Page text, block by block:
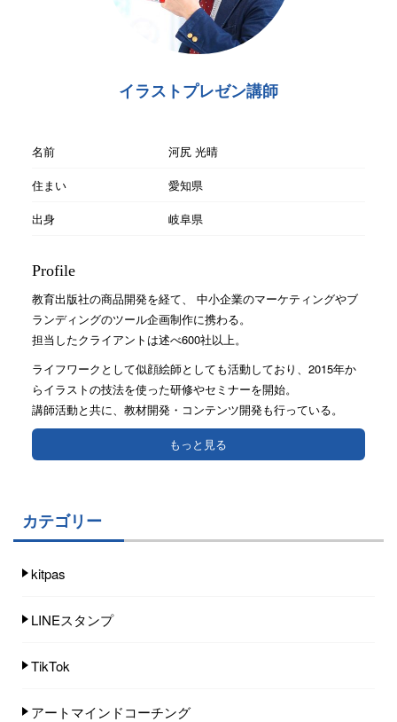
イラストプレゼン講師
名前
河尻 光晴
住まい
愛知県
出身
岐阜県
Profile
教育出版社の商品開発を経て、 中小企業のマーケティングやブ
ランディングのツール企画制作に携わる。
担当したクライアントは述べ600社以上。
ライフワークとして似顔絵師としても活動しており、2015年か
らイラストの技法を使った研修やセミナーを開始。
講師活動と共に、教材開発・コンテンツ開発も行っている。
もっと見る
カテゴリー
kitpas
LINEスタンプ
TikTok
アートマインドコーチング